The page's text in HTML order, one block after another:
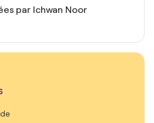
par Ichwan Noor